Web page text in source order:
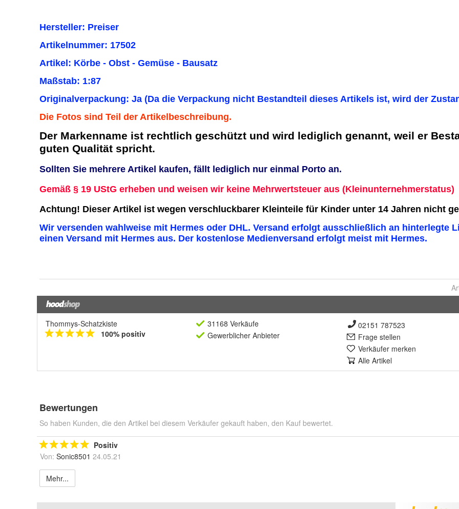
Thommys-Schatzkiste
100% positiv
31168 Verkäufe
Gewerblicher Anbieter
02151 787523
Frage stellen
Verkäufer merken
Alle Artikel
Bewertungen
So haben Kunden, die den Artikel bei diesem Verkäufer gekauft haben, den Kauf bewertet.
Positiv
Von: Sonic8501 24.05.21
Mehr...